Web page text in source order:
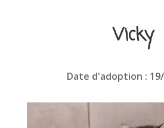
Vicky
Date d'adoption :